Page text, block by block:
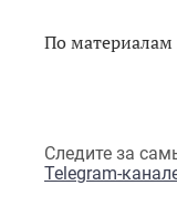
По материалам
Следите за
Telegram-